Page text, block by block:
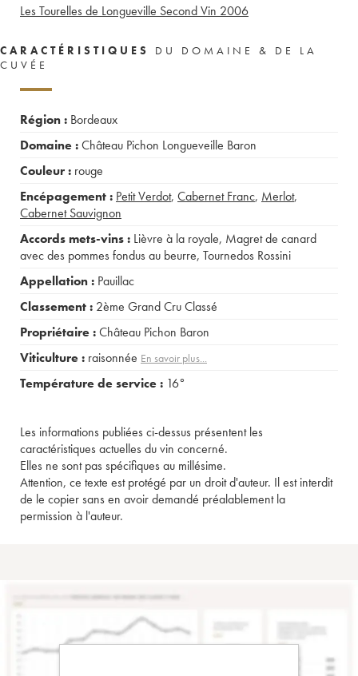
Les Tourelles de Longueville Second Vin 2006
CARACTÉRISTIQUES
DU DOMAINE & DE LA
CUVÉE
Région : Bordeaux
Domaine :Château Pichon Longueveille Baron
Couleur : rouge
Encépagement : Petit Verdot, Cabernet Franc, Merlot,
Cabernet Sauvignon
Accords mets-vins : Lièvre à la royale, Magret de canard
avec des pommes fondus au beurre, Tournedos Rossini
Appellation : Pauillac
Classement : 2ème Grand Cru Classé
Propriétaire :Château Pichon Baron
Viticulture : raisonnée En savoir plus...
Température de service : 16°
Les informations publiées ci-dessus présentent les
caractéristiques actuelles du vin concerné.
Elles ne sont pas spécifiques au millésime.
Attention, ce texte est protégé par un droit d'auteur. Il est interdit
de le copier sans en avoir demandé préalablement la
permission à l'auteur.